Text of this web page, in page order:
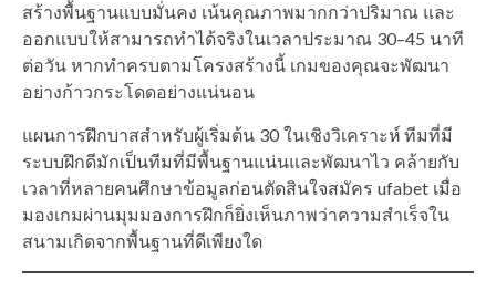
สร้างพื้นฐานแบบมั่นคง เน้นคุณภาพมากกว่าปริมาณ และ
ออกแบบให้สามารถทำได้จริงในเวลาประมาณ 30–45 นาที
ต่อวัน หากทำครบตามโครงสร้างนี้ เกมของคุณจะพัฒนา
อย่างก้าวกระโดดอย่างแน่นอน
แผนการฝึกบาสสำหรับผู้เริ่มต้น 30 ในเชิงวิเคราะห์ ทีมที่มี
ระบบฝึกดีมักเป็นทีมที่มีพื้นฐานแน่นและพัฒนาไว คล้ายกับ
เวลาที่หลายคนศึกษาข้อมูลก่อนตัดสินใจสมัคร ufabet เมื่อ
มองเกมผ่านมุมมองการฝึกก็ยิ่งเห็นภาพว่าความสำเร็จใน
สนามเกิดจากพื้นฐานที่ดีเพียงใด